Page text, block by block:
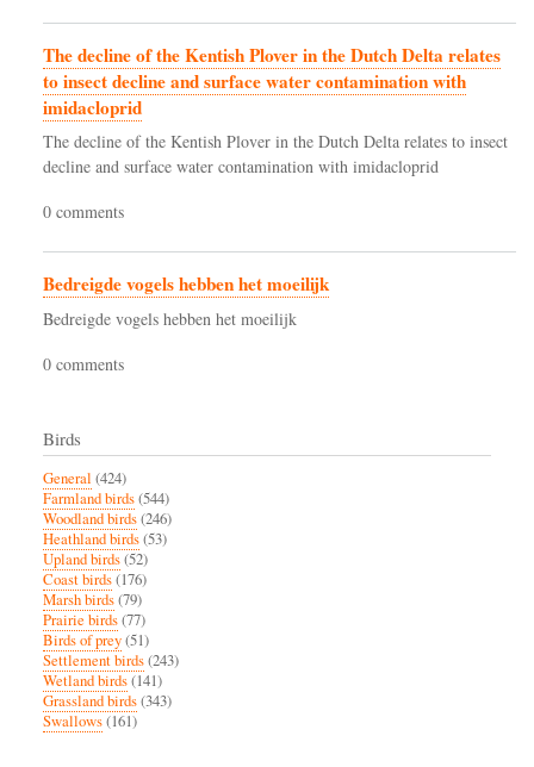
The decline of the Kentish Plover in the Dutch Delta relates
to insect decline and surface water contamination with
imidacloprid
The decline of the Kentish Plover in the Dutch Delta relates to insect
decline and surface water contamination with imidacloprid
0 comments
Bedreigde vogels hebben het moeilijk
Bedreigde vogels hebben het moeilijk
0 comments
Birds
General (424)
Farmland birds(544)
Woodland birds(246)
Heathland birds(53)
Upland birds(52)
Coast birds(176)
Marsh birds(79)
Prairie birds(77)
Birds of prey(51)
Settlement birds(243)
Wetland birds(141)
Grassland birds(343)
Swallows(161)